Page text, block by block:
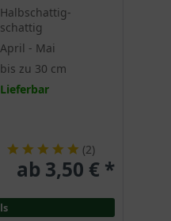
Halbschattig-
schattig
April - Mai
bis zu 30 cm
Lieferbar
(2)
ab 3,50 € *